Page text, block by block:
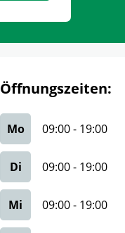
Öffnungszeiten:
Mo 09:00- 19:00
Di 09:00- 19:00
Mi 09:00- 19:00